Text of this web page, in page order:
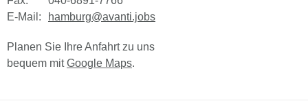
E-Mail:
hamburg@avanti.jobs
Planen Sie Ihre Anfahrt zu uns
bequem mitGoogle Maps.